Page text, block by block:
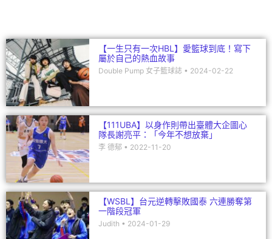
【一生只有一次HBL】愛籃球到底！寫下
屬於自己的熱血故事
Double Pump 女子籃球誌 2024-02-22
【111UBA】以身作則帶出臺體大企圖心
隊長謝亮平：「今年不想放棄」
李 德郁 2022-11-20
【WSBL】台元逆轉擊敗國泰 六連勝奪第
一階段冠軍
Judith 2024-01-29